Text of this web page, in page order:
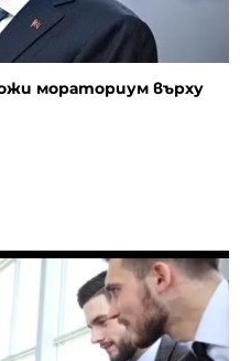
мораториум върху